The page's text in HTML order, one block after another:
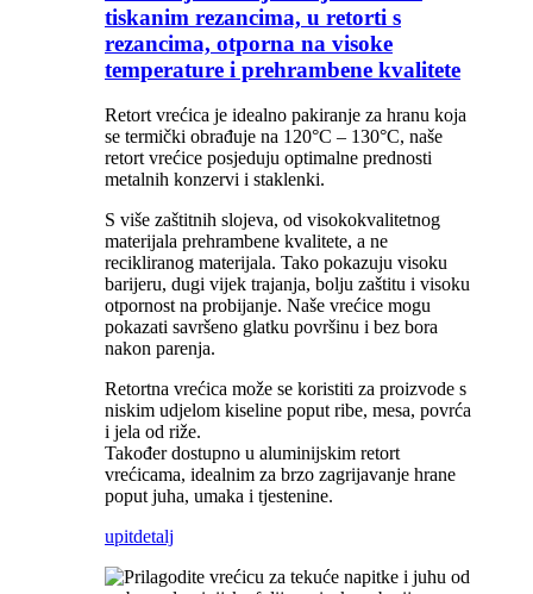
tiskanim rezancima, u retorti s
rezancima, otporna na visoke
temperature i prehrambene kvalitete
Retort vrećica je idealno pakiranje za hranu koja
se termički obrađuje na 120°C – 130°C, naše
retort vrećice posjeduju optimalne prednosti
metalnih konzervi i staklenki.
S više zaštitnih slojeva, od visokokvalitetnog
materijala prehrambene kvalitete, a ne
recikliranog materijala. Tako pokazuju visoku
barijeru, dugi vijek trajanja, bolju zaštitu i visoku
otpornost na probijanje. Naše vrećice mogu
pokazati savršeno glatku površinu i bez bora
nakon parenja.
Retortna vrećica može se koristiti za proizvode s
niskim udjelom kiseline poput ribe, mesa, povrća
i jela od riže.
Također dostupno u aluminijskim retort
vrećicama, idealnim za brzo zagrijavanje hrane
poput juha, umaka i tjestenine.
upitdetalj